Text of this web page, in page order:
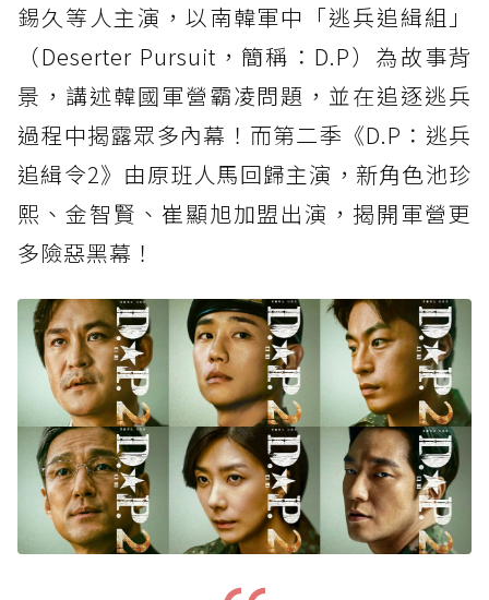
錫久等人主演，以南韓軍中「逃兵追緝組」
（Deserter Pursuit，簡稱：D.P）為故事背
景，講述韓國軍營霸凌問題，並在追逐逃兵
過程中揭露眾多內幕！而第二季《D.P：逃兵
追緝令2》由原班人馬回歸主演，新角色池珍
熙、金智賢、崔顯旭加盟出演，揭開軍營更
多險惡黑幕！